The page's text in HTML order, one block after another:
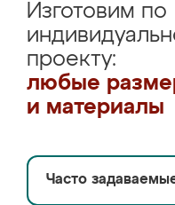
Изготовим по
проекту:
любые
и материалы
Часто